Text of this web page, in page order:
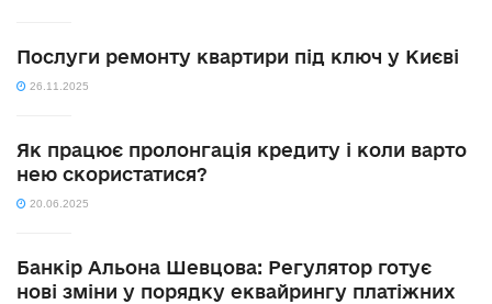
Послуги ремонту квартири під ключ у Києві
26.11.2025
Як працює пролонгація кредиту і коли варто
нею скористатися?
20.06.2025
Банкір Альона Шевцова: Регулятор готує
нові зміни у порядку еквайрингу платіжних